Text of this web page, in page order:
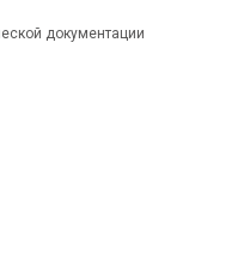
документации